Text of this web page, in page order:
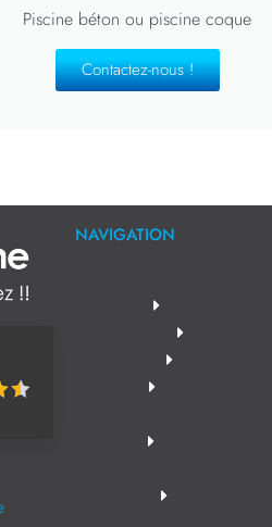
Piscine béton ou piscine coque
Contactez-nous !
NAVIGATION